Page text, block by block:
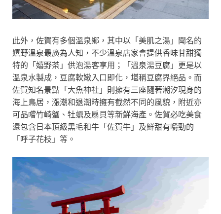
此外，佐賀有多個溫泉鄉，其中以「美肌之湯」聞名的
嬉野溫泉最廣為人知，不少溫泉店家會提供香味甘甜獨
特的「嬉野茶」供泡湯客享用；「溫泉湯豆腐」更是以
溫泉水製成，豆腐軟嫩入口即化，堪稱豆腐界絕品。而
佐賀知名景點「大魚神社」則擁有三座隨著潮汐現身的
海上鳥居，漲潮和退潮時擁有截然不同的風貌，附近亦
可品嚐竹崎蟹、牡蠣及扇貝等新鮮海產。佐賀必吃美食
還包含日本頂級黑毛和牛「佐賀牛」及鮮甜有嚼勁的
「呼子花枝」等。